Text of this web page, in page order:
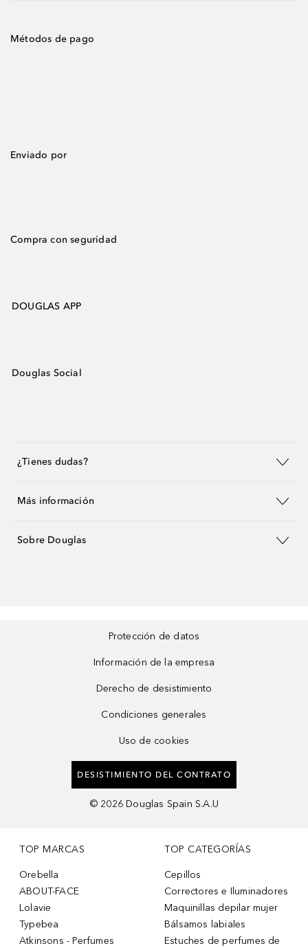
Métodos de pago
Enviado por
Compra con seguridad
DOUGLAS APP
Douglas Social
¿Tienes dudas?
Más información
Sobre Douglas
Protección de datos
Información de la empresa
Derecho de desistimiento
Condiciones generales
Uso de cookies
DESISTIMIENTO DEL CONTRATO
© 2026 Douglas Spain S.A.U
TOP MARCAS
Orebella
ABOUT-FACE
Lolavie
Typebea
Atkinsons - Perfumes
TOP CATEGORÍAS
Cepillos
Correctores e Iluminadores
Maquinillas depilar mujer
Bálsamos labiales
Estuches de perfumes de